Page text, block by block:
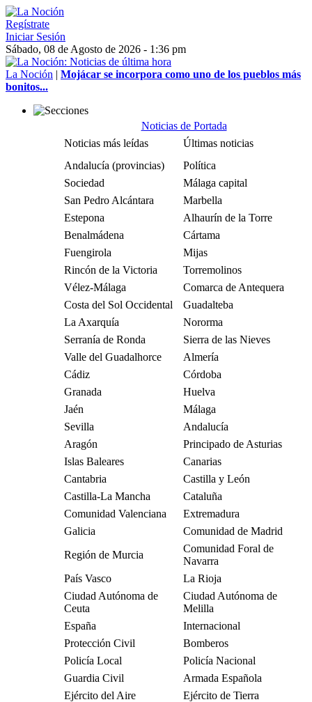
Regístrate
Iniciar Sesión
Sábado, 08 de Agosto de 2026 - 1:36 pm
La Noción | Mojácar se incorpora como uno de los pueblos más
bonitos...
Noticias de Portada
Noticias más leídas
Últimas noticias
Andalucía (provincias)
Política
Sociedad
Málaga capital
San Pedro Alcántara
Marbella
Estepona
Alhaurín de la Torre
Benalmádena
Cártama
Fuengirola
Mijas
Rincón de la Victoria
Torremolinos
Vélez-Málaga
Comarca de Antequera
Costa del Sol Occidental
Guadalteba
La Axarquía
Nororma
Serranía de Ronda
Sierra de las Nieves
Valle del Guadalhorce
Almería
Cádiz
Córdoba
Granada
Huelva
Jaén
Málaga
Sevilla
Andalucía
Aragón
Principado de Asturias
Islas Baleares
Canarias
Cantabria
Castilla y León
Castilla-La Mancha
Cataluña
Comunidad Valenciana
Extremadura
Galicia
Comunidad de Madrid
Región de Murcia
Comunidad Foral de
Navarra
País Vasco
La Rioja
Ciudad Autónoma de
Ceuta
Ciudad Autónoma de
Melilla
España
Internacional
Protección Civil
Bomberos
Policía Local
Policía Nacional
Guardia Civil
Armada Española
Ejército del Aire
Ejército de Tierra